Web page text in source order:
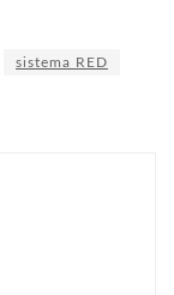
sistema RED